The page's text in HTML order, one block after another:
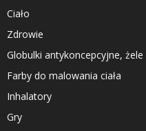
Ciało
Zdrowie
Globulki antykoncepcyjne,
Farby do malowania ciała
Inhalatory
Gry